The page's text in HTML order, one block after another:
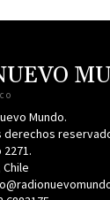
Mundo.
derechos
2271.